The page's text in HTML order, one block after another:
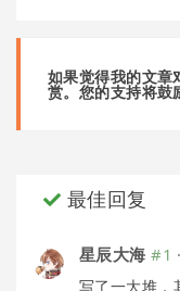
如果觉得我的文章
赏。您的支持将鼓
最佳回复
星辰大海 #1
写了一大堆，